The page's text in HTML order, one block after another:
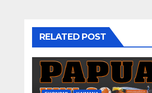
RELATED POST